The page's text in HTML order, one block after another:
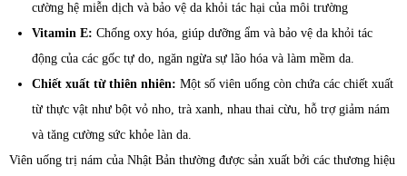
cường hệ miễn dịch và bảo vệ da khỏi tác hại của môi trường
Vitamin E: Chống oxy hóa, giúp dưỡng ẩm và bảo vệ da khỏi tác
động của các gốc tự do, ngăn ngừa sự lão hóa và làm mềm da.
Chiết xuất từ thiên nhiên: Một số viên uống còn chứa các chiết xuất
từ thực vật như bột vỏ nho, trà xanh, nhau thai cừu, hỗ trợ giảm nám
và tăng cường sức khỏe làn da.
Viên uống trị nám của Nhật Bản thường được sản xuất bởi các thương hiệu